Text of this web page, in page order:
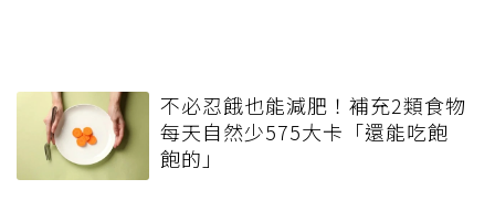
不必忍餓也能減肥！補充2類食物
每天自然少575大卡「還能吃飽
飽的」